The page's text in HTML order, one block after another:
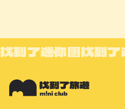
找到了迷你團找到了